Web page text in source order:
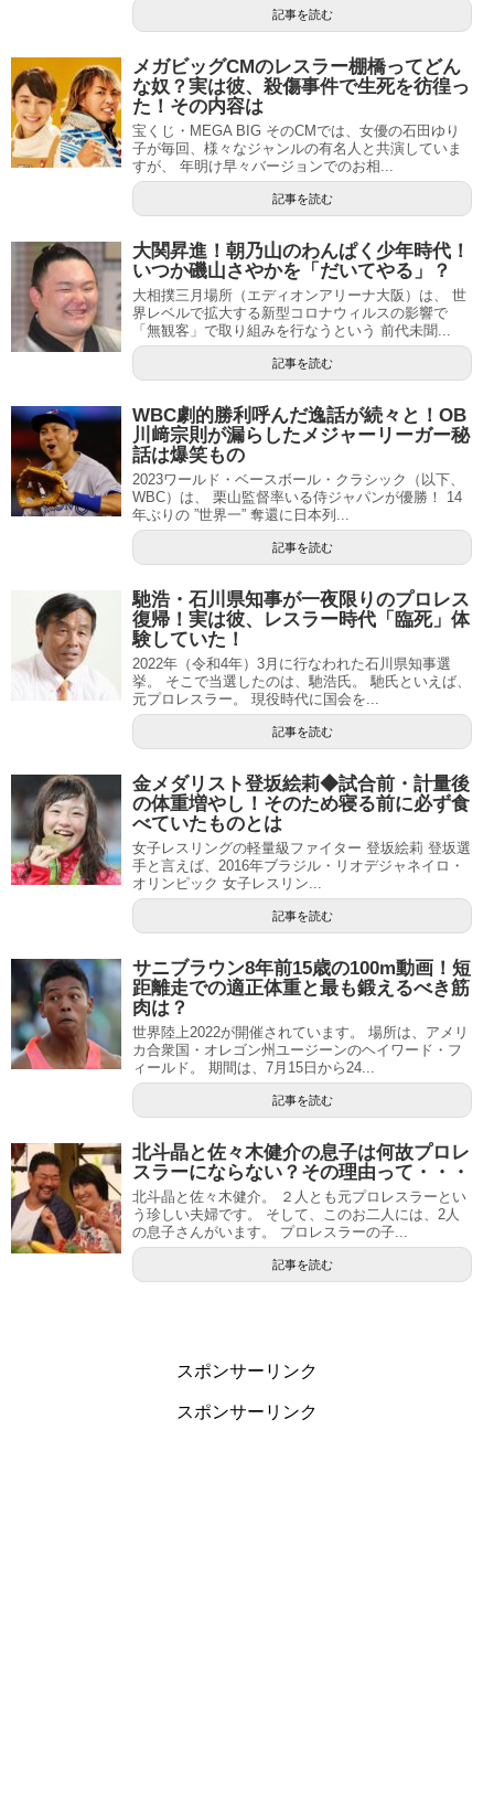
記事を読む
メガビッグCMのレスラー棚橋ってどん
な奴？実は彼、殺傷事件で生死を彷徨っ
た！その内容は
宝くじ・MEGA BIG そのCMでは、女優の石田ゆり
子が毎回、様々なジャンルの有名人と共演していま
すが、 年明け早々バージョンでのお相...
記事を読む
大関昇進！朝乃山のわんぱく少年時代！
いつか磯山さやかを「だいてやる」？
大相撲三月場所（エディオンアリーナ大阪）は、 世
界レベルで拡大する新型コロナウィルスの影響で
「無観客」で取り組みを行なうという 前代未聞...
記事を読む
WBC劇的勝利呼んだ逸話が続々と！OB
川﨑宗則が漏らしたメジャーリーガー秘
話は爆笑もの
2023ワールド・ベースボール・クラシック（以下、
WBC）は、 栗山監督率いる侍ジャパンが優勝！ 14
年ぶりの ”世界一” 奪還に日本列...
記事を読む
馳浩・石川県知事が一夜限りのプロレス
復帰！実は彼、レスラー時代「臨死」体
験していた！
2022年（令和4年）3月に行なわれた石川県知事選
挙。 そこで当選したのは、馳浩氏。 馳氏といえば、
元プロレスラー。 現役時代に国会を...
記事を読む
金メダリスト登坂絵莉◆試合前・計量後
の体重増やし！そのため寝る前に必ず食
べていたものとは
女子レスリングの軽量級ファイター 登坂絵莉 登坂選
手と言えば、2016年ブラジル・リオデジャネイロ・
オリンピック 女子レスリン...
記事を読む
サニブラウン8年前15歳の100m動画！短
距離走での適正体重と最も鍛えるべき筋
肉は？
世界陸上2022が開催されています。 場所は、アメリ
カ合衆国・オレゴン州ユージーンのヘイワード・フ
ィールド。 期間は、7月15日から24...
記事を読む
北斗晶と佐々木健介の息子は何故プロレ
スラーにならない？その理由って・・・
北斗晶と佐々木健介。 ２人とも元プロレスラーとい
う珍しい夫婦です。 そして、このお二人には、2人
の息子さんがいます。 プロレスラーの子...
記事を読む
スポンサーリンク
スポンサーリンク